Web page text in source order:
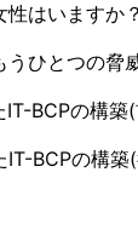
はいますか
ひとつの脅
BCPの構築
BCPの構築